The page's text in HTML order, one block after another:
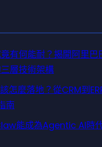
有何能耐？揭開阿里巴
層技術架構
怎麼落地？從CRM到
南
能成為Agentic AI時